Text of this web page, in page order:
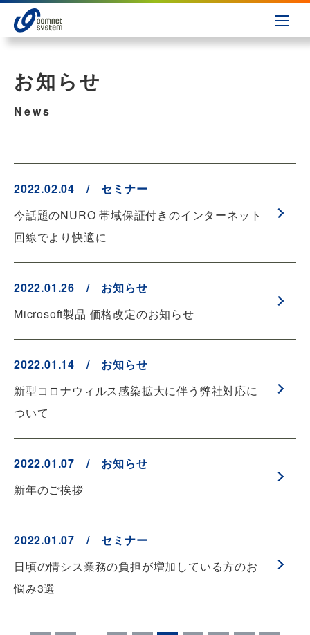
お知らせ
News
2022.02.04 / セミナー
今話題のNURO 帯域保証付きのインターネット
回線でより快適に
2022.01.26 / お知らせ
Microsoft製品 価格改定のお知らせ
2022.01.14 / お知らせ
新型コロナウィルス感染拡大に伴う弊社対応に
ついて
2022.01.07 / お知らせ
新年のご挨拶
2022.01.07 / セミナー
日頃の情シス業務の負担が増加している方のお
悩み3選